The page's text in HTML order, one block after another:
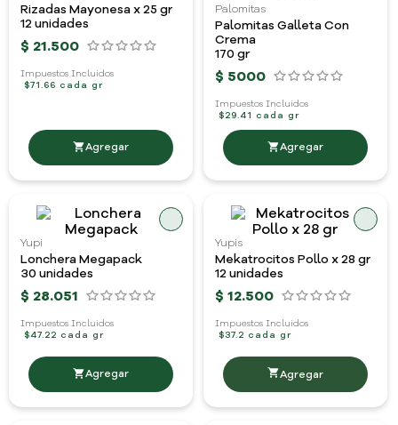
Rizadas Mayonesa x 25 gr
12 unidades
$ 21.500
Impuestos Incluidos
$71.66 cada gr
Palomitas
Palomitas Galleta Con
Crema
170 gr
$ 5000
Impuestos Incluidos
$29.41 cada gr
Yupi
Lonchera Megapack
30 unidades
$ 28.051
Impuestos Incluidos
$47.22 cada gr
Yupis
Mekatrocitos Pollo x 28 gr
12 unidades
$ 12.500
Impuestos Incluidos
$37.2 cada gr